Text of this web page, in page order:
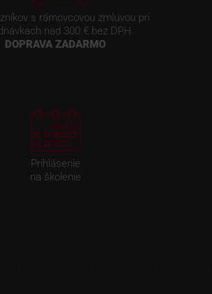
s rámovcovou zmluvou pri
nad 300 € bez DPH
DOPRAVA ZADARMO
Prihlásenie
na školenie